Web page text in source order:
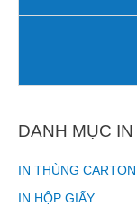
DANH MỤC IN
IN THÙNG CARTON
IN HỘP GIẤY